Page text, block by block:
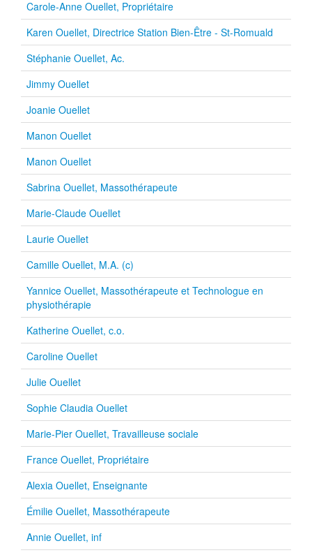
Carole-Anne Ouellet, Propriétaire
Karen Ouellet, Directrice Station Bien-Être - St-Romuald
Stéphanie Ouellet, Ac.
Jimmy Ouellet
Joanie Ouellet
Manon Ouellet
Manon Ouellet
Sabrina Ouellet, Massothérapeute
Marie-Claude Ouellet
Laurie Ouellet
Camille Ouellet, M.A. (c)
Yannice Ouellet, Massothérapeute et Technologue en
physiothérapie
Katherine Ouellet, c.o.
Caroline Ouellet
Julie Ouellet
Sophie Claudia Ouellet
Marie-Pier Ouellet, Travailleuse sociale
France Ouellet, Propriétaire
Alexia Ouellet, Enseignante
Émilie Ouellet, Massothérapeute
Annie Ouellet, inf